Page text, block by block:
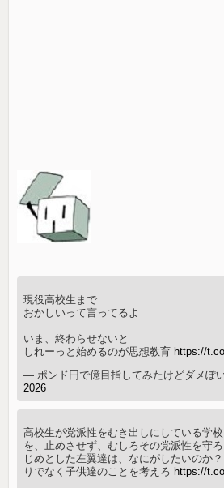
現役高校生まで
おかしいって言ってるよ
いま、終わらせないと
しれーっと始めるのが思想教育 https://
— ポンド円で億目指してみたけどダメぽ
2026
高校生が党派性をむき出しにしている学
を、止めさせず、むしろその党派性を守
じめとした左翼達は、なにがしたいのか
りでなく子供達のことを考えろ https://